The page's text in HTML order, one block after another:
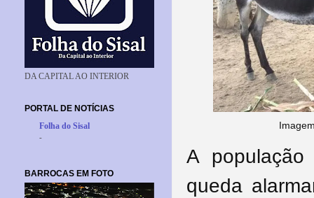
A
queda
DA CAPITAL AO INTERIOR
PORTAL DE NOTÍCIAS
Folha do Sisal
-
BARROCAS EM FOTO